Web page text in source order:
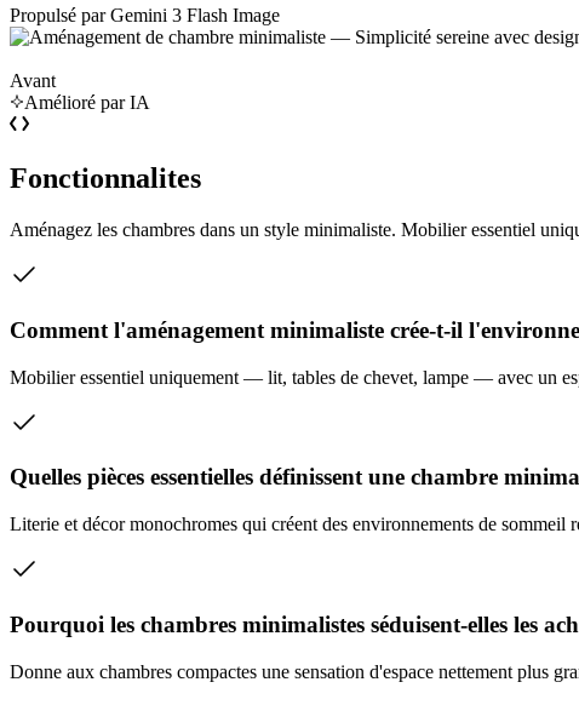
Propulsé par Gemini 3 Flash Image
Avant
Amélioré par IA
Fonctionnalites
Aménagez les chambres dans un style minimaliste. Mobilier essentiel
Comment l'aménagement minimaliste crée-t-il
Mobilier essentiel uniquement — lit, tables de chevet, lampe — avec un
Quelles pièces essentielles définissent une chambre
Literie et décor monochromes qui créent des environnements de sommeil
Pourquoi les chambres minimalistes séduisent-elles les
Donne aux chambres compactes une sensation d'espace nettement plus